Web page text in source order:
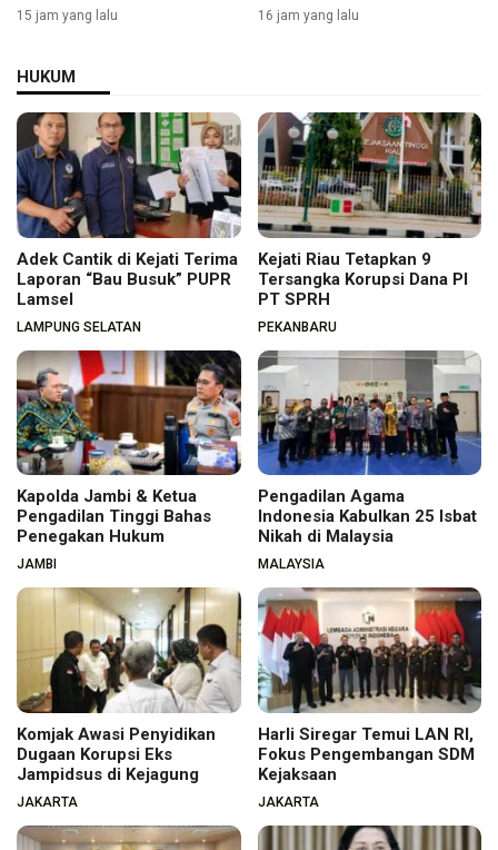
15 jam yang lalu 16 jam yang lalu
HUKUM
Adek Cantik di Kejati Terima
Laporan “Bau Busuk” PUPR
Lamsel
LAMPUNG SELATAN
Kejati Riau Tetapkan 9
Tersangka Korupsi Dana PI
PT SPRH
PEKANBARU
Kapolda Jambi & Ketua
Pengadilan Tinggi Bahas
Penegakan Hukum
JAMBI
Pengadilan Agama
Indonesia Kabulkan 25 Isbat
Nikah di Malaysia
MALAYSIA
Komjak Awasi Penyidikan
Dugaan Korupsi Eks
Jampidsus di Kejagung
JAKARTA
Harli Siregar Temui LAN RI,
Fokus Pengembangan SDM
Kejaksaan
JAKARTA